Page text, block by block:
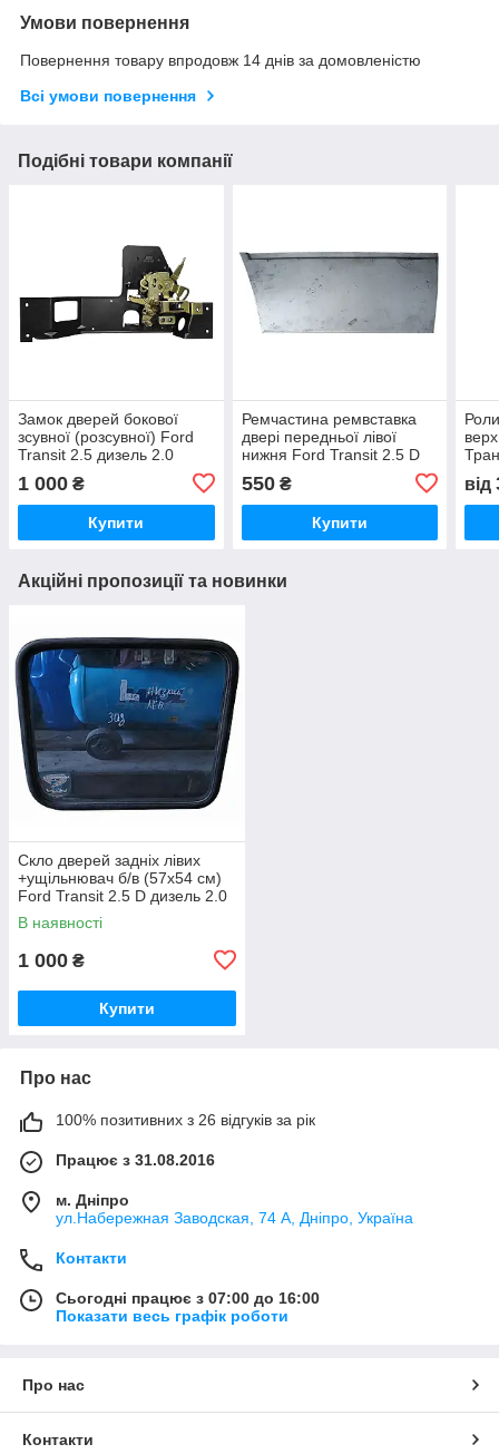
Умови повернення
Повернення товару впродовж 14 днів за домовленістю
Всі умови повернення
Подібні товари компанії
Замок дверей бокової
зсувної (розсувної) Ford
Transit 2.5 дизель 2.0
1986-2000,
92VBV22168AA
1 000 ₴
Купити
Ремчастина ремвставка
двері передньої лівої
нижня Ford Transit 2.5 D
дизель / 2.0 бензин Форд
транзит 1986-2000,
324440131
550₴
Купити
від
Акційні пропозиції та новинки
Скло дверей задніх лівих
+ущільнювач б/в (57х54 см)
Ford Transit 2.5 D дизель 2.0
бензин Форд Транзит 1986-
2000
В наявності
1 000 ₴
Купити
Про нас
100% позитивних з 26 відгуків за рік
Працює з 31.08.2016
м. Дніпро
ул.Набережная Заводская, 74 А, Дніпро, Україна
Контакти
Сьогодні працює з 07:00 до 16:00
Показати весь графік роботи
Про нас
Контакти